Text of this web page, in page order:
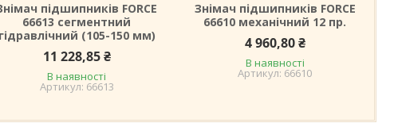
підшипників FORCE
66613 сегментний
гідравлічний (105-150 мм)
11 228,85 ₴
В наявності
66613
Знімач підшипників FORCE
66610 механічний 12 пр.
4 960,80 ₴
В наявності
66610